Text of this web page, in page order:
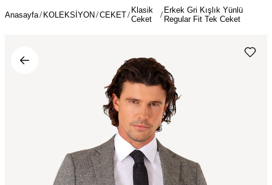
Anasayfa KOLEKSİYON CEKET
Klasik
Ceket
Erkek Gri Kışlık Yünlü
Regular Fit Tek Ceket